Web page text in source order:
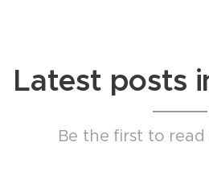
Latest posts
Be the first to